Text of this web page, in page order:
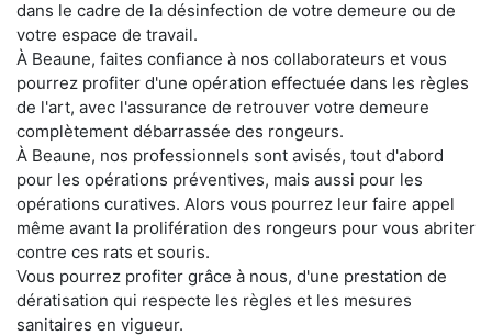
dans le cadre de la désinfection de votre demeure ou de
votre espace de travail.
À Beaune, faites confiance à nos collaborateurs et vous
pourrez profiter d'une opération effectuée dans les règles
de l'art, avec l'assurance de retrouver votre demeure
complètement débarrassée des rongeurs.
À Beaune, nos professionnels sont avisés, tout d'abord
pour les opérations préventives, mais aussi pour les
opérations curatives. Alors vous pourrez leur faire appel
même avant la prolifération des rongeurs pour vous abriter
contre ces rats et souris.
Vous pourrez profiter grâce à nous, d'une prestation de
dératisation qui respecte les règles et les mesures
sanitaires en vigueur.